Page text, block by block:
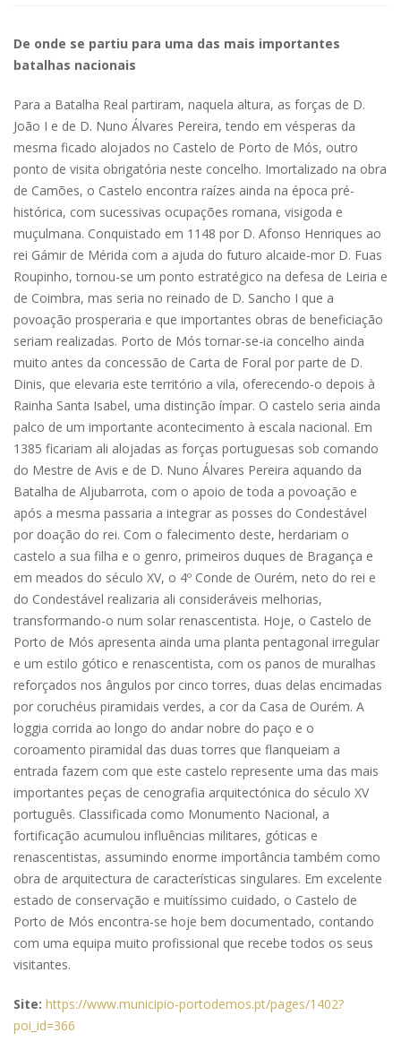
De onde se partiu para uma das mais importantes
batalhas nacionais
Para a Batalha Real partiram, naquela altura, as forças de D.
João I e de D. Nuno Álvares Pereira, tendo em vésperas da
mesma ficado alojados no Castelo de Porto de Mós, outro
ponto de visita obrigatória neste concelho. Imortalizado na obra
de Camões, o Castelo encontra raízes ainda na época pré-
histórica, com sucessivas ocupações romana, visigoda e
muçulmana. Conquistado em 1148 por D. Afonso Henriques ao
rei Gámir de Mérida com a ajuda do futuro alcaide-mor D. Fuas
Roupinho, tornou-se um ponto estratégico na defesa de Leiria e
de Coimbra, mas seria no reinado de D. Sancho I que a
povoação prosperaria e que importantes obras de beneficiação
seriam realizadas. Porto de Mós tornar-se-ia concelho ainda
muito antes da concessão de Carta de Foral por parte de D.
Dinis, que elevaria este território a vila, oferecendo-o depois à
Rainha Santa Isabel, uma distinção ímpar. O castelo seria ainda
palco de um importante acontecimento à escala nacional. Em
1385 ficariam ali alojadas as forças portuguesas sob comando
do Mestre de Avis e de D. Nuno Álvares Pereira aquando da
Batalha de Aljubarrota, com o apoio de toda a povoação e
após a mesma passaria a integrar as posses do Condestável
por doação do rei. Com o falecimento deste, herdariam o
castelo a sua filha e o genro, primeiros duques de Bragança e
em meados do século XV, o 4º Conde de Ourém, neto do rei e
do Condestável realizaria ali consideráveis melhorias,
transformando-o num solar renascentista. Hoje, o Castelo de
Porto de Mós apresenta ainda uma planta pentagonal irregular
e um estilo gótico e renascentista, com os panos de muralhas
reforçados nos ângulos por cinco torres, duas delas encimadas
por coruchéus piramidais verdes, a cor da Casa de Ourém. A
loggia corrida ao longo do andar nobre do paço e o
coroamento piramidal das duas torres que flanqueiam a
entrada fazem com que este castelo represente uma das mais
importantes peças de cenografia arquitectónica do século XV
português. Classificada como Monumento Nacional, a
fortificação acumulou influências militares, góticas e
renascentistas, assumindo enorme importância também como
obra de arquitectura de características singulares. Em excelente
estado de conservação e muitíssimo cuidado, o Castelo de
Porto de Mós encontra-se hoje bem documentado, contando
com uma equipa muito profissional que recebe todos os seus
visitantes.
Site: https://www.municipio-portodemos.pt/pages/1402?
poi_id=366